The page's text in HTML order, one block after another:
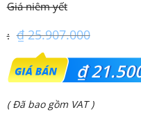
₫25.907.000
Giá
gốc
là:
₫
Giá
( Đã bao gồm VAT )